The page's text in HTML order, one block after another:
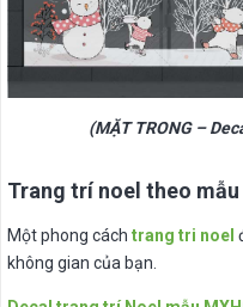
(MẶT TRONG –
Trang trí noel theo
Một phong cách trang tri noel
không gian của bạn.